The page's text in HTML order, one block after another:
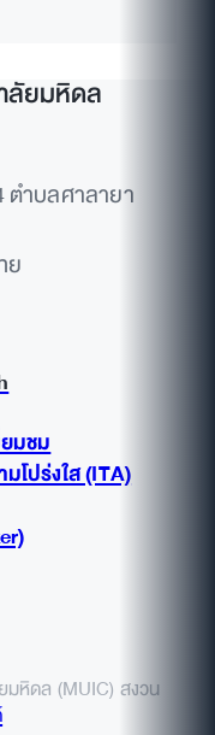
ลัยมหิดล
ำบลศาลายา
ย
มชม
โปร่งใส (ITA)
หิดล (MUIC) สงวน